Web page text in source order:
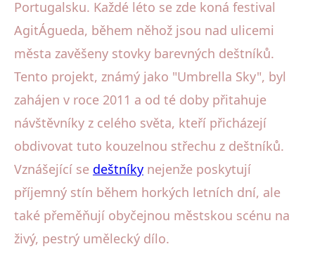
Portugalsku. Každé léto se zde koná festival
AgitÁgueda, během něhož jsou nad ulicemi
města zavěšeny stovky barevných deštníků.
Tento projekt, známý jako "Umbrella Sky", byl
zahájen v roce 2011 a od té doby přitahuje
návštěvníky z celého světa, kteří přicházejí
obdivovat tuto kouzelnou střechu z deštníků.
Vznášející se deštníky nejenže poskytují
příjemný stín během horkých letních dní, ale
také přeměňují obyčejnou městskou scénu na
živý, pestrý umělecký dílo.